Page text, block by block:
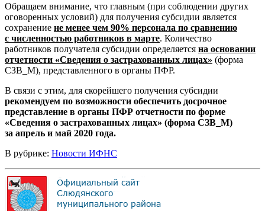
Обращаем внимание, что главным (при соблюдении других
оговоренных условий) для получения субсидии является
сохранение не менее чем 90% персонала по сравнению
с численностью работников в марте. Количество
работников получателя субсидии определяется на основании
отчетности «Сведения о застрахованных лицах» (форма
СЗВ_М), представленного в органы ПФР.
В связи с этим, для скорейшего получения субсидии
рекомендуем по возможности обеспечить досрочное
представление в органы ПФР отчетности по форме
«Сведения о застрахованных лицах» (форма СЗВ_М)
за апрель и май 2020 года.
В рубрике: Новости ИФНС